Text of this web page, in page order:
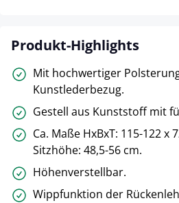
Produkt-Highlights
Mit hochwertiger
Kunstlederbezug.
Gestell aus Kunststoff mit
Ca. Maße HxBxT: 115-122 x
Sitzhöhe: 48,5-56 cm.
Höhenverstellbar.
Wippfunktion der